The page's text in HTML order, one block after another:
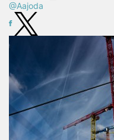
@Aajoda